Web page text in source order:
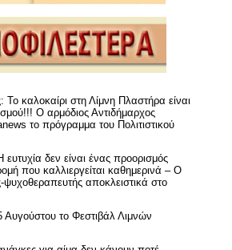
καλοκαίρι στη Λίμνη Πλαστήρα είναι
Ο αρμόδιος Αντιδήμαρχος
το πρόγραμμα του Πολιτιστικού
δεν είναι ένας προορισμός
που καλλιεργείται καθημερινά – Ο
ψυχοθεραπευτής αποκλειστικά στο
το Φεστιβάλ Λιμνών